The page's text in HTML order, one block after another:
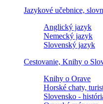
Jazykové učebnice,
Anglický jazyk
Nemecký jazyk
Slovenský jazyk
Cestovanie, Knihy o
Knihy o Orave
Horské chaty,
Slovensko -